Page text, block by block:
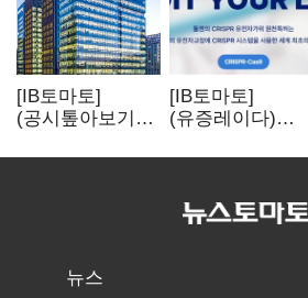
[IB토마토]
(공시톺아보기)
바로 매출로
[IB토마토]
(유증레이다)
3분의 1 토막…
비용부터 챙긴다
뉴스